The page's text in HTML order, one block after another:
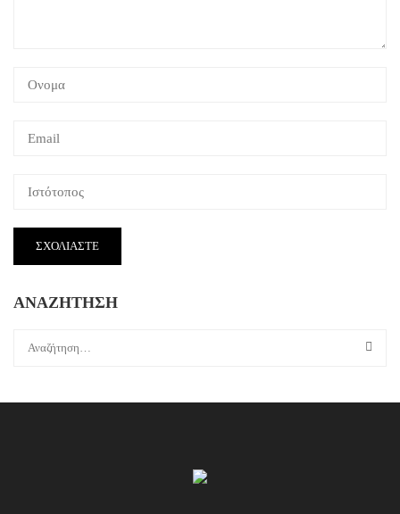
ΑΝΑΖΗΤΗΣΗ